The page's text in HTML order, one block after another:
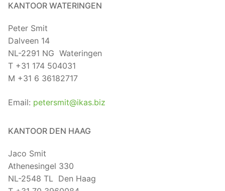
KANTOOR WATERINGEN
Peter Smit
Dalveen 14
NL-2291 NG Wateringen
T +31 174 504031
M +31 6 36182717
Email: petersmit@ikas.biz
KANTOOR DEN HAAG
Jaco Smit
Athenesingel 330
NL-2548 TL Den Haag